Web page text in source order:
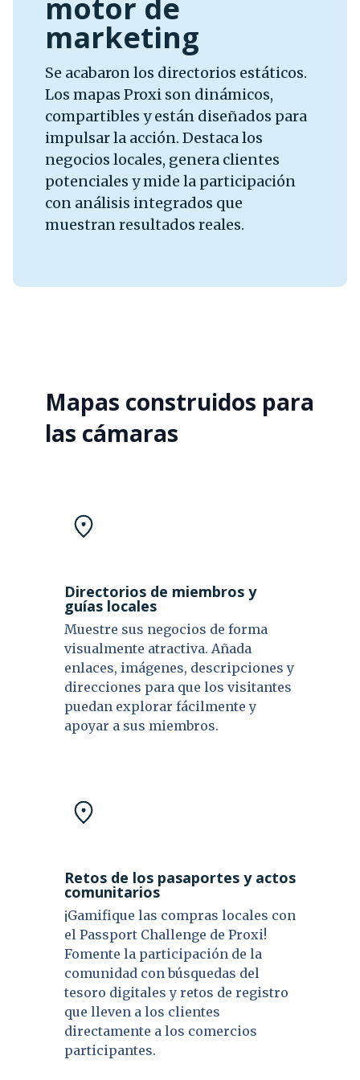
motor de
marketing
Se acabaron los directorios estáticos.
Los mapas Proxi son dinámicos,
compartibles y están diseñados para
impulsar la acción. Destaca los
negocios locales, genera clientes
potenciales y mide la participación
con análisis integrados que
muestran resultados reales.
Mapas construidos para
las cámaras
Directorios de miembros y
guías locales
Muestre sus negocios de forma
visualmente atractiva. Añada
enlaces, imágenes, descripciones y
direcciones para que los visitantes
puedan explorar fácilmente y
apoyar a sus miembros.
Retos de los pasaportes y actos
comunitarios
¡Gamifique las compras locales con
el Passport Challenge de Proxi!
Fomente la participación de la
comunidad con búsquedas del
tesoro digitales y retos de registro
que lleven a los clientes
directamente a los comercios
participantes.